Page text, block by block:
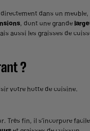
directement dans un
, dont une grande
aussi les graisses de
?
votre hotte de cuisine.
Très fin, il s’incorpore